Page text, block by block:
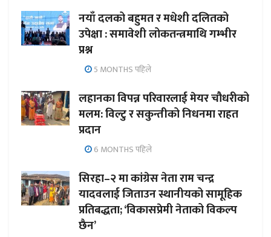
नयाँ दलको बहुमत र मधेशी दलितको
उपेक्षा : समावेशी लोकतन्त्रमाथि गम्भीर
प्रश्न
5 MONTHS पहिले
लहानका विपन्न परिवारलाई मेयर चौधरीको
मलम: विल्टु र सकुन्तीको निधनमा राहत
प्रदान
6 MONTHS पहिले
सिरहा–२ मा कांग्रेस नेता राम चन्द्र
यादवलाई जिताउन स्थानीयको सामूहिक
प्रतिबद्धता; ‘विकासप्रेमी नेताको विकल्प
छैन’